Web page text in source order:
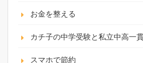
お金を整える
カチ子の中学受験と私立中高一
スマホで節約